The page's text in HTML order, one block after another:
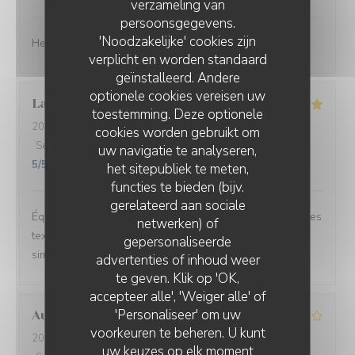
verzameling van
persoonsgegevens.
'Noodzakelijke' cookies zijn
verplicht en worden standaard
geïnstalleerd. Andere
optionele cookies vereisen uw
toestemming. Deze optionele
cookies worden gebruikt om
uw navigatie te analyseren,
het sitepubliek te meten,
functies te bieden (bijv.
gerelateerd aan sociale
netwerken) of
gepersonaliseerde
advertenties of inhoud weer
te geven. Klik op 'OK,
accepteer alle', 'Weiger alle' of
'Personaliseer' om uw
voorkeuren te beheren. U kunt
uw keuzes op elk moment
Heel lekker gegeten en de bediening was geweldig ☺️
Laure
2026-06-26
- 20:30 - Gasten 2
Service
Atmosfeer:5/5 Keuken:5 /5 Kwaliteit / Prijs
5/5
Équilibre des goûts, hardiesse des mélanges, subtilité des
textures. Le bel ami, c’est du GRAND art, en toute
simplicité. On ne peut pas rêver meilleur moment.
Aurélien
2026-06-27 - 19:15 - Gasten 3